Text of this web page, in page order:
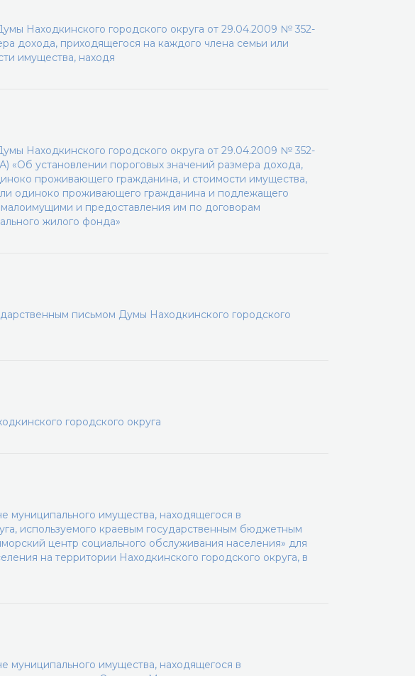
Находкинского городского округа от 29.04.2009 № 352-
дохода, приходящегося на каждого члена семьи или
имущества, находя
Находкинского городского округа от 29.04.2009 № 352-
установлении пороговых значений размера дохода,
проживающего гражданина, и стоимости имущества,
одиноко проживающего гражданина и подлежащего
и предоставления им по договорам
жилого фонда»
письмом Думы Находкинского городского
городского округа
имущества, находящегося в
используемого краевым государственным бюджетным
центр социального обслуживания населения» для
на территории Находкинского городского округа, в
имущества, находящегося в